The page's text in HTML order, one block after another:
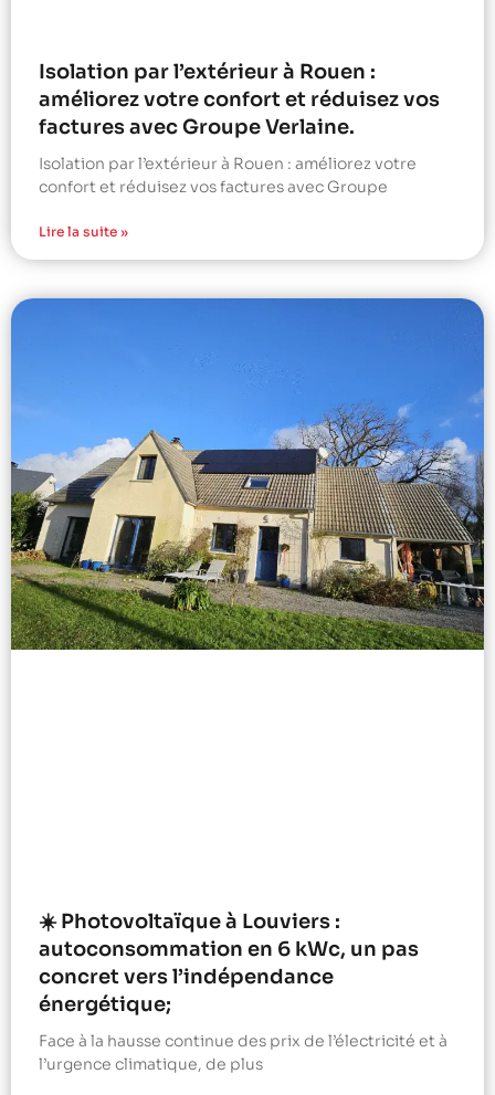
Isolation par l’extérieur à Rouen :
améliorez votre confort et réduisez vos
factures avec Groupe Verlaine.
Isolation par l’extérieur à Rouen : améliorez votre
confort et réduisez vos factures avec Groupe
Lire la suite »
☀️ Photovoltaïque à Louviers :
autoconsommation en 6 kWc, un pas
concret vers l’indépendance
énergétique;
Face à la hausse continue des prix de l’électricité et à
l’urgence climatique, de plus